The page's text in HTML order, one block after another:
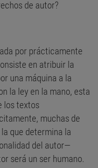
de autor?
por prácticamente
en atribuir la
una máquina a la
la ley en la mano, esta
los textos
muchas de
que determina la
del autor—
será un ser humano.